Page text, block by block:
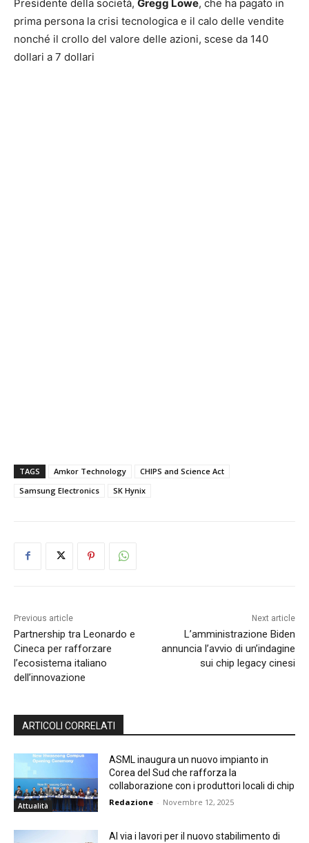
Presidente della società, Gregg Lowe, che ha pagato in
prima persona la crisi tecnologica e il calo delle vendite
nonché il crollo del valore delle azioni, scese da 140
dollari a 7 dollari
TAGS Amkor Technology
CHIPS and Science Act
Samsung Electronics
SK Hynix
Previous article
Partnership tra Leonardo e
Cineca per rafforzare
l’ecosistema italiano
dell’innovazione
Next article
L’amministrazione Biden
annuncia l’avvio di un’indagine
sui chip legacy cinesi
ARTICOLI CORRELATI
Attualità
ASML inaugura un nuovo impianto in
Corea del Sud che rafforza la
collaborazione con i produttori locali di chip
Redazione - Novembre 12, 2025
Al via i lavori per il nuovo stabilimento di